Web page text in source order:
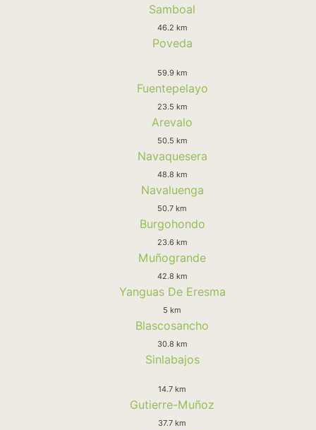
Samboal
46.2 km
Poveda
59.9 km
Fuentepelayo
23.5 km
Arevalo
50.5 km
Navaquesera
48.8 km
Navaluenga
50.7 km
Burgohondo
23.6 km
Muñogrande
42.8 km
Yanguas De Eresma
5 km
Blascosancho
30.8 km
Sinlabajos
14.7 km
Gutierre-Muñoz
37.7 km